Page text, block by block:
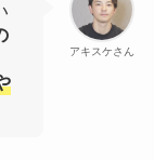
アキスケさん